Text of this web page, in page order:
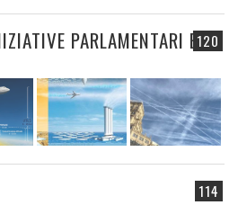
120
PARLAMENTARI E
114